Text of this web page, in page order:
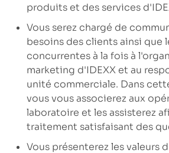
produits et des services
Vous serez chargé de
besoins des clients ainsi que
concurrentes à la fois à
marketing d'IDEXX et au
unité commerciale. Dans
vous vous associerez aux
laboratoire et les assisterez
traitement satisfaisant des
Vous présenterez les valeurs